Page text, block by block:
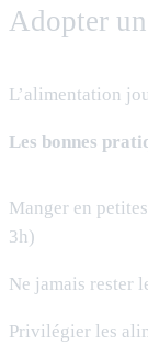
Adopter
L’alimentation
Les bonnes
Manger en
3h)
Ne jamais rester
Privilégier les